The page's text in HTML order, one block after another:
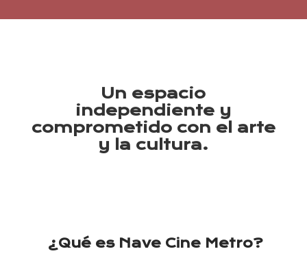
Un espacio
independiente y
comprometido con el arte
y la cultura.
¿Qué es Nave Cine Metro?